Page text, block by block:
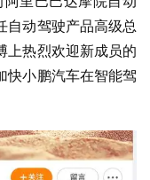
自动驾驶产品高级总
上热烈欢迎新成员的
快小鹏汽车在智能驾